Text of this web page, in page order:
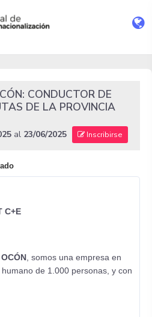
CONDUCTOR DE
DE LA PROVINCIA
al 23/06/2025 Inscribirse
C+E
, somos una empresa en
de 1.000 personas, y con